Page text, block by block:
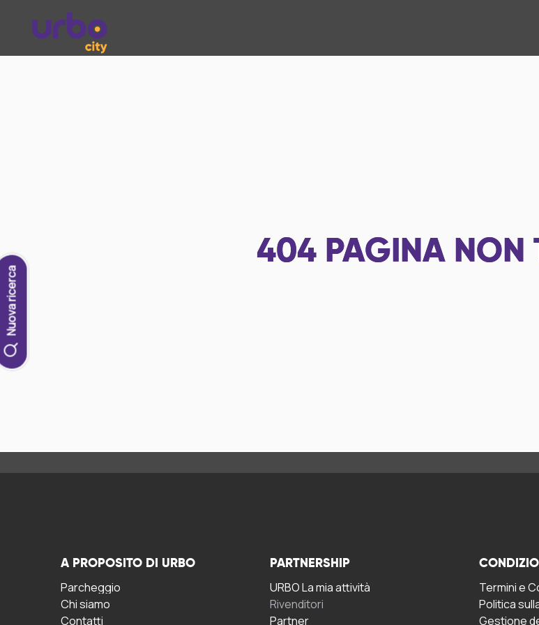
Nuova ricerca
404 PAGINA NON
A PROPOSITO DI URBO
Parcheggio
Chi siamo
Contatti
PARTNERSHIP
URBO La mia attività
Rivenditori
Partner
Termini e
Politica
Gestione